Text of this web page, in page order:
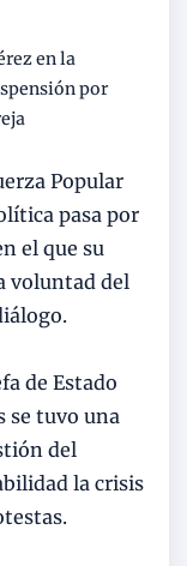
en la
por
Popular
pasa por
el que su
voluntad del
de Estado
se tuvo una
del
la crisis